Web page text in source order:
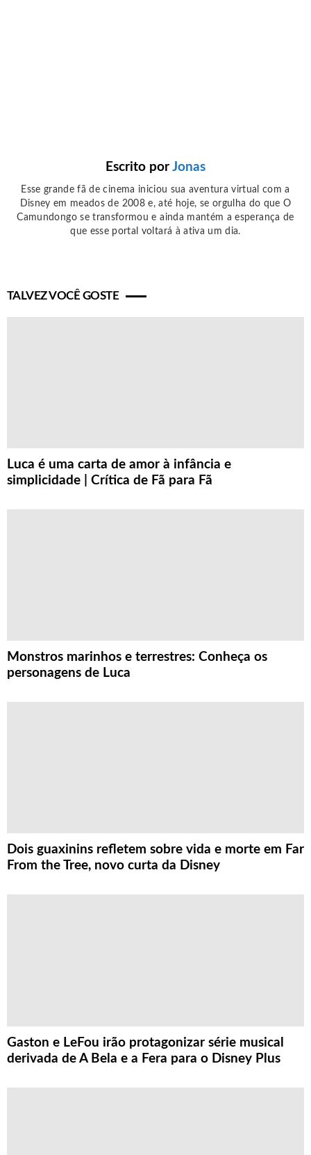
Escrito por Jonas
Esse grande fã de cinema iniciou sua aventura virtual com a
Disney em meados de 2008 e, até hoje, se orgulha do que O
Camundongo se transformou e ainda mantém a esperança de
que esse portal voltará à ativa um dia.
TALVEZ VOCÊ GOSTE
Luca é uma carta de amor à infância e
simplicidade | Crítica de Fã para Fã
Monstros marinhos e terrestres: Conheça os
personagens de Luca
Dois guaxinins refletem sobre vida e morte em Far
From the Tree, novo curta da Disney
Gaston e LeFou irão protagonizar série musical
derivada de A Bela e a Fera para o Disney Plus